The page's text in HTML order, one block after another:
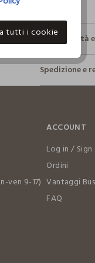
Sostenibilità
Sicurezza
Il 100% dei
fisici, per
Clicca qui
I nostri
M.K. SONS
Spedizione e
ven 9-17)
ACCOUNT
Log in / Sign
Ordini
Vantaggi
FAQ
tutti i cookie